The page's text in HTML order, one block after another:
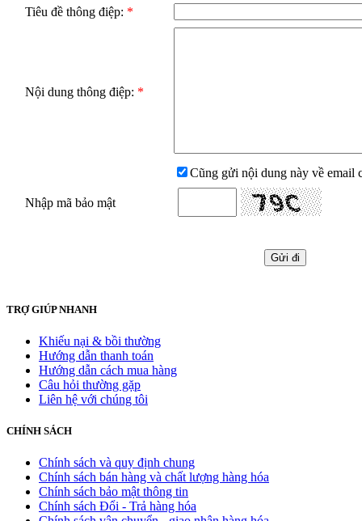
Tiêu đề thông điệp: *
Nội dung thông điệp: *
Cũng gửi nội dung này về email
Nhập mã bảo mật
TRỢ GIÚP NHANH
Khiếu nại & bồi thường
Hướng dẫn thanh toán
Hướng dẫn cách mua hàng
Câu hỏi thường gặp
Liên hệ với chúng tôi
CHÍNH SÁCH
Chính sách và quy định chung
Chính sách bán hàng và chất lượng hàng hóa
Chính sách bảo mật thông tin
Chính sách Đổi - Trả hàng hóa